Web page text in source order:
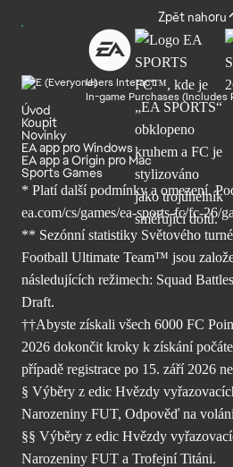
Zpět nahoru
Users Interact
In-game Purchases (Includes
Úvod
Koupit
Novinky
EA app pro Windows
EA app a Origin pro Mac
Sports Games
* Platí další podmínky a omezení.
ea.com/cs/games/ea-sports-fc/fc-26/
** Sezónní statistiky Světového
Football Ultimate Team™ jsou
následujících režimech: Squad
Draft.
††Abyste získali všech 6000 FC
2026 dokončit kroky k získání
případě registrace po 15. září 2026
§ Výběry z edic Hvězdy
Narozeniny FUT, Odpověď na
§§ Výběry z edic Hvězdy
Narozeniny FUT a Trofejní Titáni.